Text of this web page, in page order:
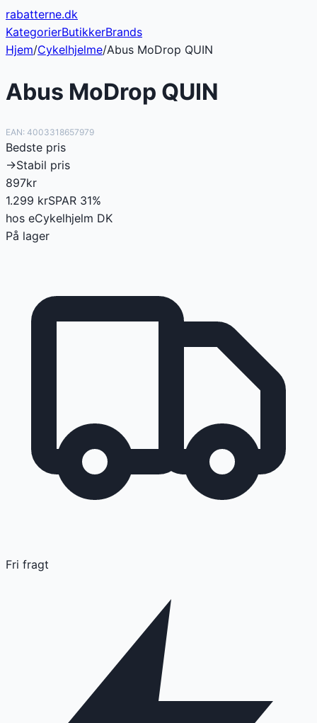
rabatterne.dk
KategorierButikkerBrands
Hjem/Cykelhjelme/Abus MoDrop QUIN
Abus MoDrop QUIN
EAN: 4003318657979
Bedste pris
→Stabil pris
897kr
1.299 krSPAR 31%
hos eCykelhjelm DK
På lager
Fri fragt